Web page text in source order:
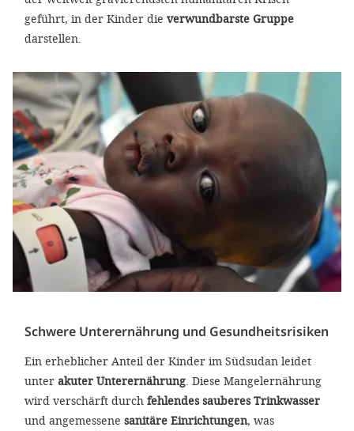
geführt, in der Kinder die verwundbarste Gruppe
darstellen.
Schwere Unterernährung und Gesundheitsrisiken
Ein erheblicher Anteil der Kinder im Südsudan leidet
unter akuter Unterernährung . Diese Mangelernährung
wird verschärft durch fehlendes sauberes Trinkwasser
und angemessene sanitäre Einrichtungen, was